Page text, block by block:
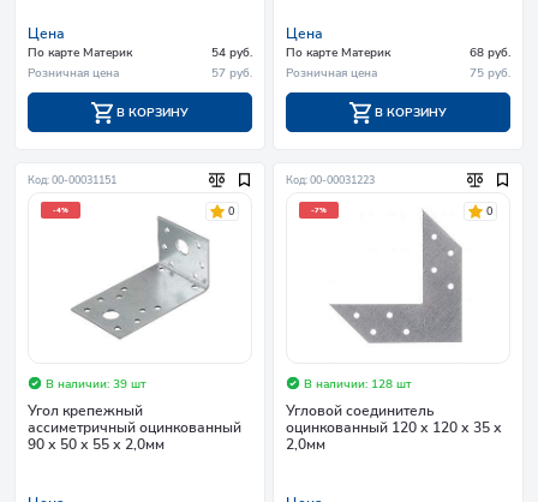
Цена
По карте Материк
54 руб.
Розничная цена
57 руб.
В КОРЗИНУ
Цена
По карте Материк
68 руб.
Розничная цена
75 руб.
В КОРЗИНУ
Код: 00-00031151
-4% 0
В наличии: 39 шт
Угол крепежный
асcиметричный оцинкованный
90 х 50 х 55 х 2,0мм
Код: 00-00031223
-7% 0
В наличии: 128 шт
Угловой соединитель
оцинкованный 120 х 120 х 35 х
2,0мм